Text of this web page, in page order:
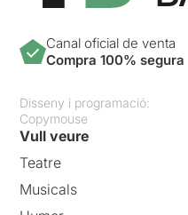
Canal oficial de venta
Compra 100% segura
Disseny i programació:
Copymouse
Vull veure
Teatre
Musicals